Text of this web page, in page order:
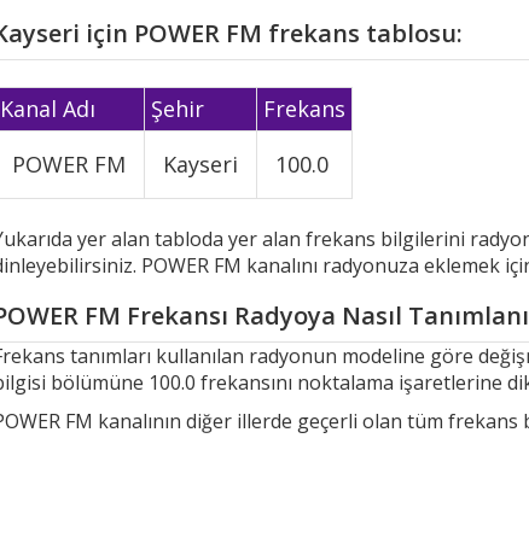
için POWER FM frekans tablosu:
Kanal Adı Şehir
Frekans
POWER FM
Kayseri 100.0
yer alan tabloda yer alan frekans bilgilerini
POWER FM kanalını radyonuza eklemek
FM Frekansı Radyoya Nasıl
tanımları kullanılan radyonun modeline göre
bölümüne 100.0 frekansını noktalama işaretlerine
FM kanalının diğer illerde geçerli olan tüm frekans